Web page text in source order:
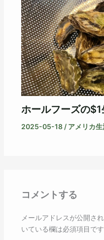
ホールフーズの
2025-05-18 / アメリカ生
コメントする
メールアドレスが公開さ
いている欄は必須項目です